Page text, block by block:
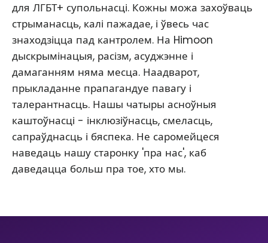
для ЛГБТ+ супольнасці. Кожны можа захоўваць
стрыманасць, калі пажадае, і ўвесь час
знаходзіцца пад кантролем. На Himoon
дыскрымінацыя, расізм, асуджэнне і
дамаганням няма месца. Наадварот,
прыкладанне прапагандуе павагу і
талерантнасць. Нашы чатыры асноўныя
каштоўнасці - інклюзіўнасць, смеласць,
сапраўднасць і бяспека. Не саромейцеся
наведаць нашу старонку 'пра нас', каб
даведацца больш пра тое, хто мы.